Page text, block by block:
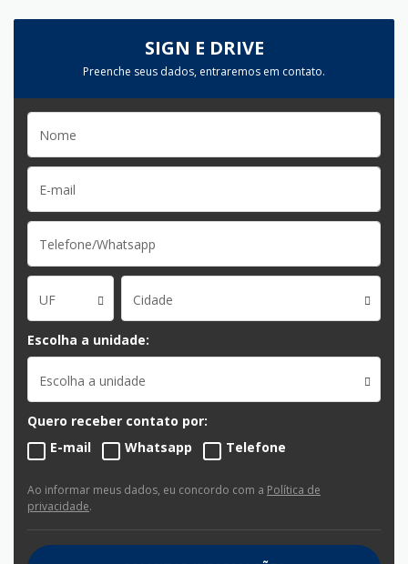
SIGN E DRIVE
Preenche seus dados, entraremos em contato.
UF Cidade
Escolha a unidade:
Escolha a unidade
Quero receber contato por:
E-mail
Whatsapp Telefone
Ao informar meus dados, eu concordo com a Política de
privacidade.